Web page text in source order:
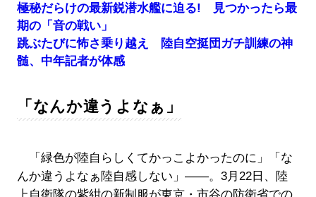
​​​​​​​極秘だらけの最新鋭潜水艦に迫る! 見つかったら最
期の「音の戦い」
跳ぶたびに怖さ乗り越え 陸自空挺団ガチ訓練の神
髄、中年記者が体感
「なんか違うよなぁ」
「緑色が陸自らしくてかっこよかったのに」「な
んか違うよなぁ陸自感しない」――。3月22日、陸